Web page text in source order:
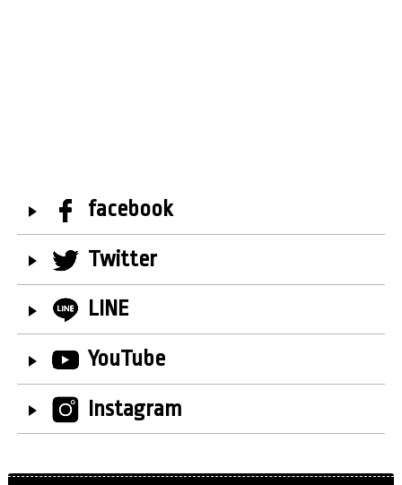
facebook
Twitter
LINE
YouTube
Instagram